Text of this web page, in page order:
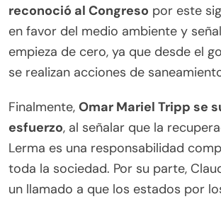
reconoció al Congreso por este
en favor del medio ambiente y
empieza de cero, ya que desde el
se realizan acciones de
Finalmente, Omar Mariel Tripp se
esfuerzo, al señalar que la
Lerma es una responsabilidad
toda la sociedad. Por su parte,
un llamado a que los estados por